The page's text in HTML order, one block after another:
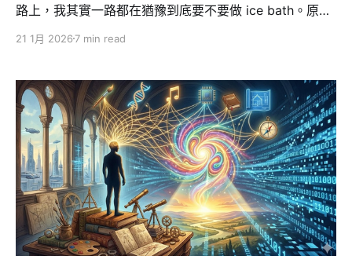
路上，我其實一路都在猶豫到底要不要做 ice bath。原因
冰浴很紅、很有效，感性上我完全不想把自己丟進低溫水
以為的冰浴 vs 我看到的冰浴 我原本以為冰浴是三溫暖那
種設定：一個大空間裡，有個冰泉，你想泡就泡。結果完
全不是。 它就是一間店，名字直接叫 Ice Bath Club。很
小，但很精準，像一個為「恢復」而生的冷熱實驗室。裡
面大概是這樣的設定： * 兩個冰池 * 一池大概3～
5°C（反正就是** 5°
21 1月 2026 7 min read